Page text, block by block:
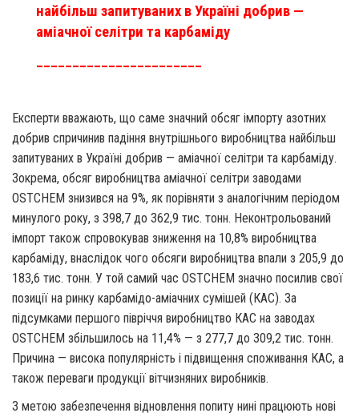
найбільш запитуваних в Україні добрив —
аміачної селітри та карбаміду
_______________________
Експерти вважають, що саме значний обсяг імпорту азотних
добрив спричинив падіння внутрішнього виробництва найбільш
запитуваних в Україні добрив — аміачної селітри та карбаміду.
Зокрема, обсяг виробництва аміачної селітри заводами
OSTCHEM знизився на 9%, як порівняти з аналогічним періодом
минулого року, з 398,7 до 362,9 тис. тонн. Неконтрольований
імпорт також спровокував зниження на 10,8% виробництва
карбаміду, внаслідок чого обсяги виробництва впали з 205,9 до
183,6 тис. тонн. У той самий час OSTCHEM значно посилив свої
позиції на ринку карбамідо-аміачних сумішей (КАС). За
підсумками першого півріччя виробництво КАС на заводах
OSTCHEM збільшилось на 11,4% — з 277,7 до 309,2 тис. тонн.
Причина — висока популярність і підвищення споживання КАС, а
також переваги продукції віт­чизняних виробників.
З метою забезпечення відновлення попиту нині працюють нові